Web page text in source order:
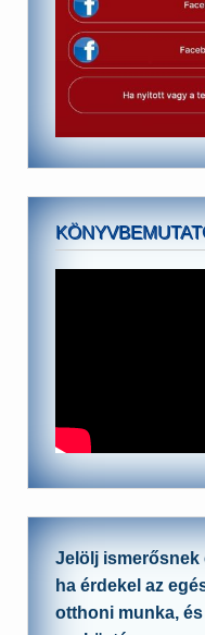
Jelölj ismerősnek
ha érdekel az
otthoni munka,